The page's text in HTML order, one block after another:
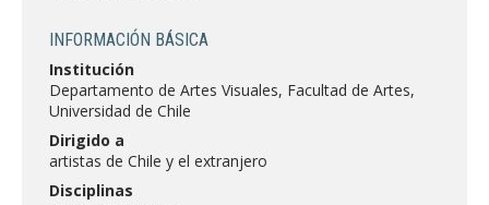
Estudiantes
Académicas/os Egresadas/os
INFORMACIÓN BÁSICA
Institución
Departamento de Artes Visuales, Facultad de Artes,
Universidad de Chile
Dirigido a
artistas de Chile y el extranjero
Disciplinas